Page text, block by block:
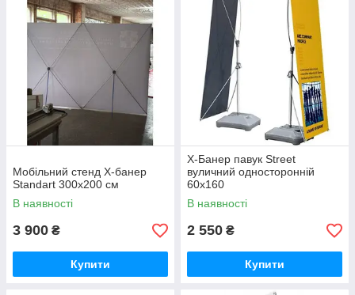
Мобільний стенд X-банер
Standart 300х200 см
В наявності
3 900 ₴
Купити
X-Банер павук Street
вуличний односторонній
60х160
В наявності
2 550 ₴
Купити